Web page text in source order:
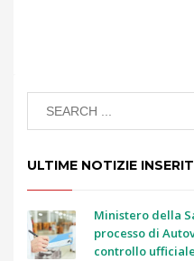
ULTIME NOTIZIE
Ministero della
processo di
controllo ufficiale